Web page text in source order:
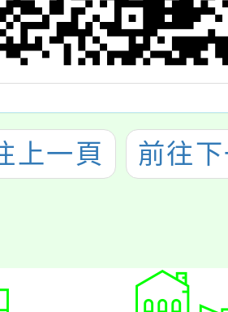
上一頁 前往